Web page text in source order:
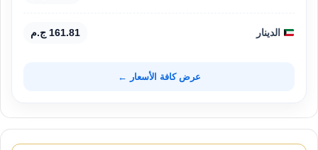
الدينار 161.81 ج.م
عرض كافة الأسعار ←